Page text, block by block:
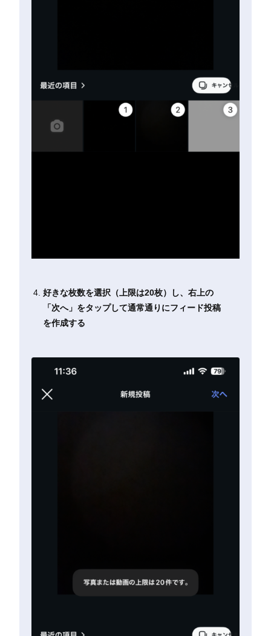
好きな枚数を選択（上限は20枚）し、右上の
「次へ」をタップして通常通りにフィード投稿
を作成する